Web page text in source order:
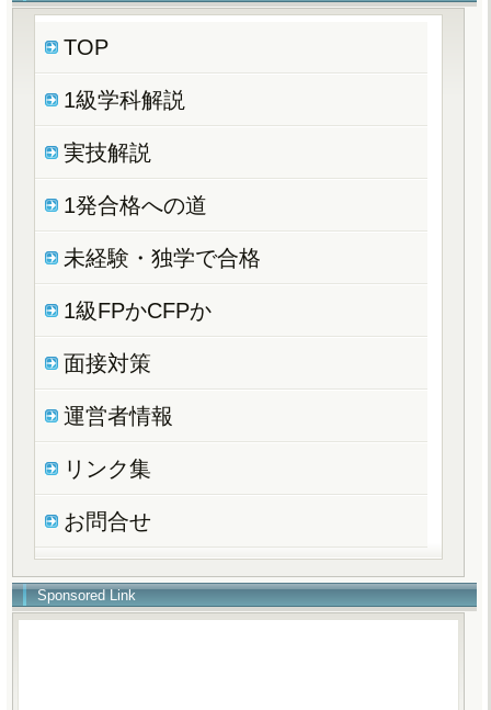
TOP
1級学科解説
実技解説
1発合格への道
未経験・独学で合格
1級FPかCFPか
面接対策
運営者情報
リンク集
お問合せ
Sponsored Link